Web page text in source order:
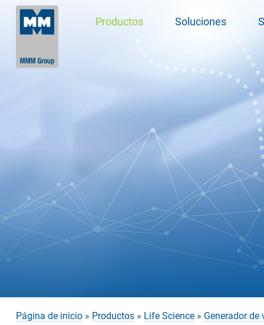
Productos Soluciones
Página de inicio » Productos » Life Science » Generador de